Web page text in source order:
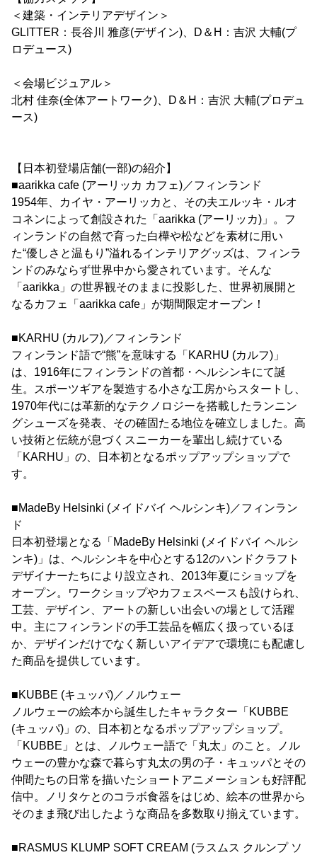
＜建築・インテリアデザイン＞
GLITTER：長谷川 雅彦(デザイン)、D＆H：吉沢 大輔(プ
ロデュース)
＜会場ビジュアル＞
北村 佳奈(全体アートワーク)、D＆H：吉沢 大輔(プロデュ
ース)
【日本初登場店舗(一部)の紹介】
■aarikka cafe (アーリッカ カフェ)／フィンランド
1954年、カイヤ・アーリッカと、その夫エルッキ・ルオ
コネンによって創設された「aarikka (アーリッカ)」。フ
ィンランドの自然で育った白樺や松などを素材に用い
た“優しさと温もり”溢れるインテリアグッズは、フィンラ
ンドのみならず世界中から愛されています。そんな
「aarikka」の世界観そのままに投影した、世界初展開と
なるカフェ「aarikka cafe」が期間限定オープン！
■KARHU (カルフ)／フィンランド
フィンランド語で“熊”を意味する「KARHU (カルフ)」
は、1916年にフィンランドの首都・ヘルシンキにて誕
生。スポーツギアを製造する小さな工房からスタートし、
1970年代には革新的なテクノロジーを搭載したランニン
グシューズを発表、その確固たる地位を確立しました。高
い技術と伝統が息づくスニーカーを輩出し続けている
「KARHU」の、日本初となるポップアップショップで
す。
■MadeBy Helsinki (メイドバイ ヘルシンキ)／フィンラン
ド
日本初登場となる「MadeBy Helsinki (メイドバイ ヘルシ
ンキ)」は、ヘルシンキを中心とする12のハンドクラフト
デザイナーたちにより設立され、2013年夏にショップを
オープン。ワークショップやカフェスペースも設けられ、
工芸、デザイン、アートの新しい出会いの場として活躍
中。主にフィンランドの手工芸品を幅広く扱っているほ
か、デザインだけでなく新しいアイデアで環境にも配慮し
た商品を提供しています。
■KUBBE (キュッパ)／ノルウェー
ノルウェーの絵本から誕生したキャラクター「KUBBE
(キュッパ)」の、日本初となるポップアップショップ。
「KUBBE」とは、ノルウェー語で「丸太」のこと。ノル
ウェーの豊かな森で暮らす丸太の男の子・キュッパとその
仲間たちの日常を描いたショートアニメーションも好評配
信中。ノリタケとのコラボ食器をはじめ、絵本の世界から
そのまま飛び出したような商品を多数取り揃えています。
■RASMUS KLUMP SOFT CREAM (ラスムス クルンプ ソ